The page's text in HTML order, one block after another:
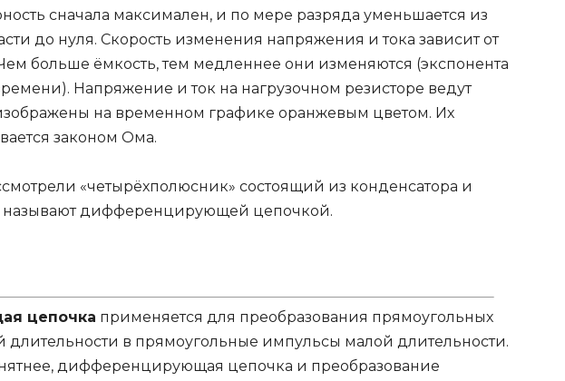
сначала максимален, и по мере разряда уменьшается из
до нуля. Скорость изменения напряжения и тока зависит от
больше ёмкость, тем медленнее они изменяются (экспонента
Напряжение и ток на нагрузочном резисторе ведут
на временном графике оранжевым цветом. Их
законом Ома.
«четырёхполюсник» состоящий из конденсатора и
называют дифференцирующей цепочкой.
цепочка применяется для преобразования прямоугольных
в прямоугольные импульсы малой длительности.
дифференцирующая цепочка и преобразование